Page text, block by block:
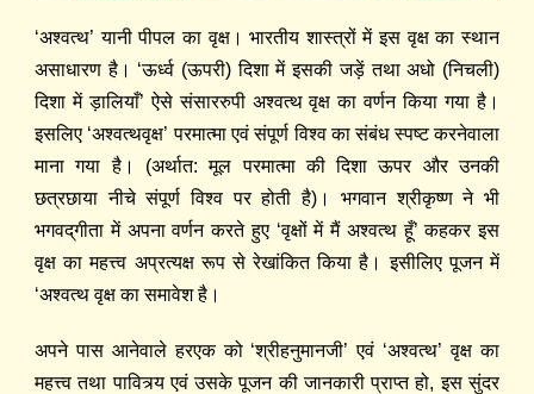
‘अश्वत्थ’ यानी पीपल का वृक्ष। भारतीय शास्त्रों में इस वृक्ष का स्थान
असाधारण है। ‘ऊर्ध्व (ऊपरी) दिशा में इसकी जड़ें तथा अधो (निचली)
दिशा में ड़ालियाँ’ ऐसे संसाररुपी अश्वत्थ वृक्ष का वर्णन किया गया है।
इसलिए ‘अश्वत्थवृक्ष’ परमात्मा एवं संपूर्ण विश्व का संबंध स्पष्ट करनेवाला
माना गया है। (अर्थात: मूल परमात्मा की दिशा ऊपर और उनकी
छत्रछाया नीचे संपूर्ण विश्व पर होती है)। भगवान श्रीकृष्ण ने भी
भगवद्‌गीता में अपना वर्णन करते हुए ‘वृक्षों में मैं अश्वत्थ हूँ’ कहकर इस
वृक्ष का महत्त्व अप्रत्यक्ष रूप से रेखांकित किया है। इसीलिए पूजन में
‘अश्वत्थ वृक्ष का समावेश है।
अपने पास आनेवाले हरएक को ‘श्रीहनुमानजी’ एवं ‘अश्वत्थ’ वृक्ष का
महत्त्व तथा पावित्र्य एवं उसके पूजन की जानकारी प्राप्त हो, इस सुंदर